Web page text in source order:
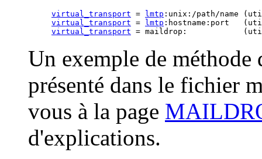
virtual_transport = lmtp
virtual_transport = lmtp
virtual_transport = maildrop:
Un exemple de
présenté dans le fichier
vous à la page
d'explications.